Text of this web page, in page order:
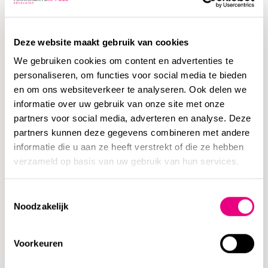
Deze website maakt gebruik van cookies
We gebruiken cookies om content en advertenties te
personaliseren, om functies voor social media te bieden
en om ons websiteverkeer te analyseren. Ook delen we
informatie over uw gebruik van onze site met onze
partners voor social media, adverteren en analyse. Deze
partners kunnen deze gegevens combineren met andere
informatie die u aan ze heeft verstrekt of die ze hebben
verzameld op basis van uw gebruik van hun services.
Noodzakelijk
Voorkeuren
Sjoerd de kartrekker van de internationale praktijk bij
te bieden, bouwden we een uniek netwerk op. We ontmoeten
advocaten van over de hele wereld bij netwerkorganisatie
Eurojuris International. Twee keer per jaar komen we samen
om kennis te delen en contacten warm te houden. Juist het
persoonlijke karakter van de organisatie is haar kracht. We
kennen elkaar goed en verwijzen zaken met vertrouwen
door.”
Talenten bundelen
MannaertsAppels kreeg. “Met alle advocaten vormen we